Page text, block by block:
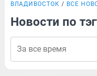
ВЛАДИВОСТОК ВСЕ
Новости по